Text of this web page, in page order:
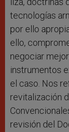
tecnologías
por ello
ello,
negociar
instrumentos
el caso. Nos
revitalización
revisión del